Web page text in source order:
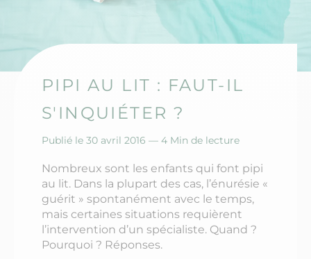
PIPI AU LIT : FAUT-IL
S'INQUIÉTER ?
Publié le 30 avril 2016 — 4 Min de lecture
Nombreux sont les enfants qui font pipi
au lit. Dans la plupart des cas, l’énurésie «
guérit » spontanément avec le temps,
mais certaines situations requièrent
l’intervention d’un spécialiste. Quand ?
Pourquoi ? Réponses.